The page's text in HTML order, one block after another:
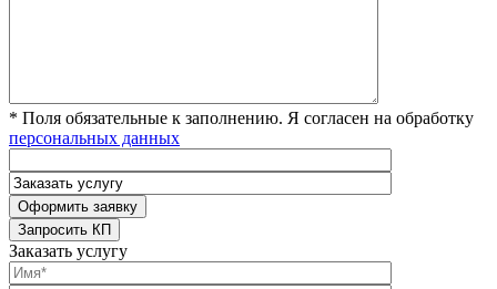
* Поля обязательные к заполнению. Я согласен на обработку
персональных данных
Заказать услугу